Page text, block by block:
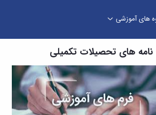
های آموزشی
نامه های تحصیلات تکمیلی